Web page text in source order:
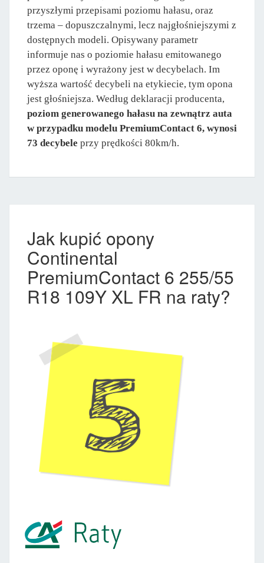
przyszłymi przepisami poziomu hałasu, oraz
trzema – dopuszczalnymi, lecz najgłośniejszymi z
dostępnych modeli. Opisywany parametr
informuje nas o poziomie hałasu emitowanego
przez oponę i wyrażony jest w decybelach. Im
wyższa wartość decybeli na etykiecie, tym opona
jest głośniejsza. Według deklaracji producenta,
poziom generowanego hałasu na zewnątrz auta
w przypadku modelu PremiumContact 6, wynosi
73 decybele przy prędkości 80km/h.
Jak kupić opony
Continental
PremiumContact 6 255/55
R18 109Y XL FR na raty?